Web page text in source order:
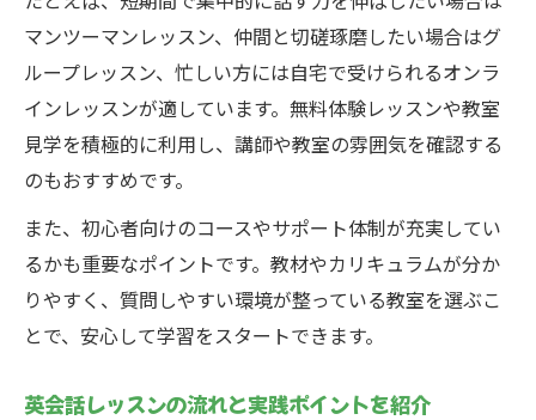
マンツーマンレッスン、仲間と切磋琢磨したい場合はグ
ループレッスン、忙しい方には自宅で受けられるオンラ
インレッスンが適しています。無料体験レッスンや教室
見学を積極的に利用し、講師や教室の雰囲気を確認する
のもおすすめです。
また、初心者向けのコースやサポート体制が充実してい
るかも重要なポイントです。教材やカリキュラムが分か
りやすく、質問しやすい環境が整っている教室を選ぶこ
とで、安心して学習をスタートできます。
英会話レッスンの流れと実践ポイントを紹介